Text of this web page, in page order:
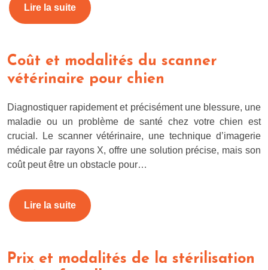
Lire la suite
Coût et modalités du scanner
vétérinaire pour chien
Diagnostiquer rapidement et précisément une blessure, une
maladie ou un problème de santé chez votre chien est
crucial. Le scanner vétérinaire, une technique d’imagerie
médicale par rayons X, offre une solution précise, mais son
coût peut être un obstacle pour…
Lire la suite
Prix et modalités de la stérilisation